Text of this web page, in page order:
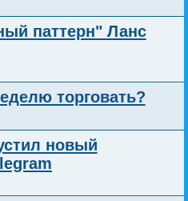
паттерн" Ланс
торговать?
новый